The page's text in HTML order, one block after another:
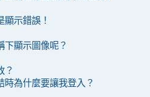
示錯誤！
下顯示圖像呢？
？
時為什麼要讓我登入？